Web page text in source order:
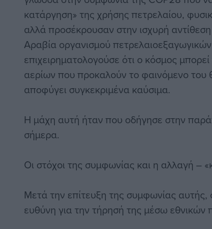
κατάργηση» της χρήσης πετρελαίου,
αλλά προσέκρουσαν στην ισχυρή
Αραβία οργανισμού
επιχειρηματολογούσε ότι ο κόσμος
αερίων που προκαλούν το φαινόμενο του
αποφύγει συγκεκριμένα καύσιμα.
Η μάχη αυτή ήταν που οδήγησε στην
σήμερα.
Οι στόχοι της συμφωνίας και η αλλαγή –
Μετά την επίτευξη της συμφωνίας
ευθύνη για την τήρησή της μέσω εθνικών